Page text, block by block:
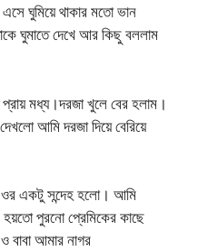
ঘুমিয়ে থাকার মতো ভান
ঘুমাতে দেখে আর কিছু বললাম
প্রায় মধ্য।দরজা খুলে বের হলাম।
আমি দরজা দিয়ে বেরিয়ে
ওর একটু সন্দেহ হলো। আমি
পুরনো প্রেমিকের কাছে
আমার নাগর